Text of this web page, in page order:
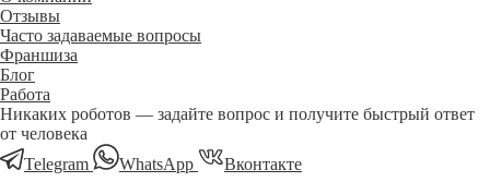
Отзывы
Часто задаваемые вопросы
Франшиза
Блог
Работа
Никаких роботов — задайте вопрос и получите быстрый ответ
от человека
Telegram
WhatsApp Вконтакте